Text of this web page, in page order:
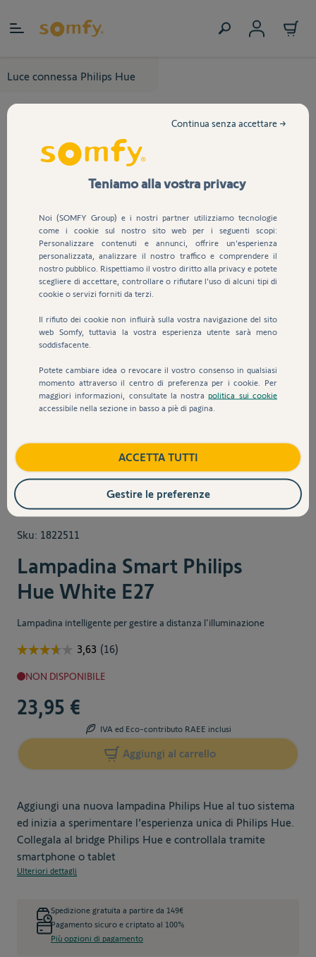
Luce connessa Philips Hue
View larger imageView larger image
Sku: 1822511
Lampadina Smart Philips
Hue White E27
Lampadina intelligente per gestire a distanza l'illuminazione
NON DISPONIBILE
23,95 €
IVA ed Eco-contributo RAEE inclusi
Aggiungi al carrello
Aggiungi una nuova lampadina Philips Hue al tuo sistema
ed inizia a sperimentare l'esperienza unica di Philips Hue.
Collegala al bridge Philips Hue e controllala tramite
smartphone o tablet
Ulteriori dettagli
Spedizione gratuita a partire da 149€
Pagamento sicuro e criptato al 100%
Più opzioni di pagamento
Teniamo alla vostra privacy
Noi (SOMFY Group) e i nostri partner utilizziamo tecnologie
come i cookie sul nostro sito web per i seguenti scopi:
Personalizzare contenuti e annunci, offrire un'esperienza
personalizzata, analizzare il nostro traffico e comprendere il
nostro pubblico. Rispettiamo il vostro diritto alla privacy e potete
scegliere di accettare, controllare o rifiutare l'uso di alcuni tipi di
cookie o servizi forniti da terzi.
Il rifiuto dei cookie non influirà sulla vostra navigazione del sito
web Somfy, tuttavia la vostra esperienza utente sarà meno
soddisfacente.
Potete cambiare idea o revocare il vostro consenso in qualsiasi
momento attraverso il centro di preferenza per i cookie. Per
maggiori informazioni, consultate la nostrapolitica sui cookie
accessibile nella sezione in basso a piè di pagina.
Continua senza accettare →
ACCETTA TUTTI
Gestire le preferenze